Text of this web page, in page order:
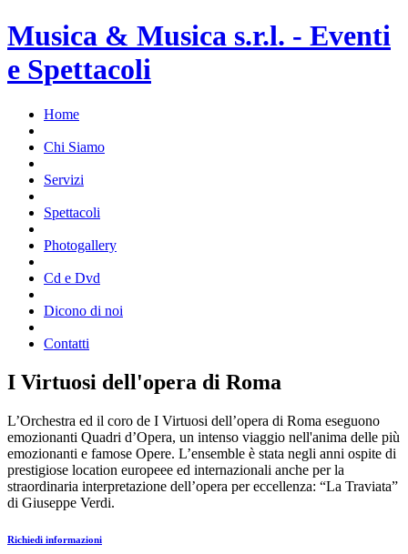
Musica & Musica s.r.l. - Eventi
e Spettacoli
Home
Chi Siamo
Servizi
Spettacoli
Photogallery
Cd e Dvd
Dicono di noi
Contatti
I Virtuosi dell'opera di Roma
L’Orchestra ed il coro de I Virtuosi dell’opera di Roma eseguono
emozionanti Quadri d’Opera, un intenso viaggio nell'anima delle più
emozionanti e famose Opere. L’ensemble è stata negli anni ospite di
prestigiose location europeee ed internazionali anche per la
straordinaria interpretazione dell’opera per eccellenza: “La Traviata”
di Giuseppe Verdi.
Richiedi informazioni